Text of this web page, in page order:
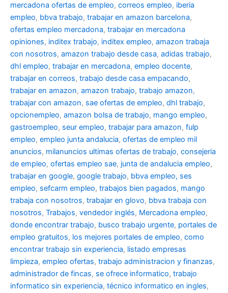
mercadona ofertas de empleo, correos empleo, iberia
empleo, bbva trabajo, trabajar en amazon barcelona,
ofertas empleo mercadona, trabajar en mercadona
opiniones, inditex trabajo, inditex empleo, amazon trabaja
con nosotros, amazon trabajo desde casa, adidas trabajo,
dhl empleo, trabajar en mercadona, empleo docente,
trabajar en correos, trabajo desde casa empacando,
trabajar en amazon, amazon trabajo, trabajo amazon,
trabajar con amazon, sae ofertas de empleo, dhl trabajo,
opcionempleo, amazon bolsa de trabajo, mango empleo,
gastroempleo, seur empleo, trabajar para amazon, fulp
empleo, empleo junta andalucia, ofertas de empleo mil
anuncios, milanuncios ultimas ofertas de trabajo, consejeria
de empleo, ofertas empleo sae, junta de andalucia empleo,
trabajar en google, google trabajo, bbva empleo, ses
empleo, sefcarm empleo, trabajos bien pagados, mango
trabaja con nosotros, trabajar en glovo, bbva trabaja con
nosotros, Trabajos, vendedor inglés, Mercadona empleo,
donde encontrar trabajo, busco trabajo urgente, portales de
empleo gratuitos, los mejores portales de empleo, como
encontrar trabajo sin experiencia, listado empresas
limpieza, empleo ofertas, trabajo administracion y finanzas,
administrador de fincas, se ofrece informatico, trabajo
informatico sin experiencia, técnico informatico en ingles,